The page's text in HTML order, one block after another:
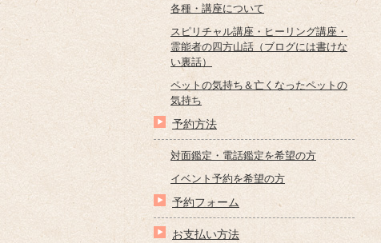
各種・講座について
スピリチャル講座・ヒーリング講座・
霊能者の四方山話（ブログには書けな
い裏話）
ペットの気持ち＆亡くなったペットの
気持ち
予約方法
対面鑑定・電話鑑定を希望の方
イベント予約を希望の方
予約フォーム
お支払い方法